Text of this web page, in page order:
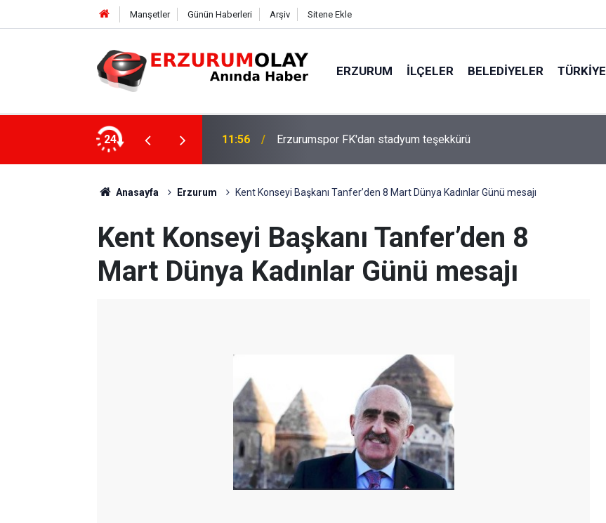
Manşetler Günün Haberleri Arşiv Sitene Ekle
ERZURUM İLÇELER BELEDIYELER TÜRKIYE
24 11:50
Programına Katıldı
Anasayfa Erzurum Kent Konseyi Başkanı Tanfer’den 8 Mart Dünya Kadınlar Günü mesajı
Kent Konseyi Başkanı Tanfer’den 8
Mart Dünya Kadınlar Günü mesajı